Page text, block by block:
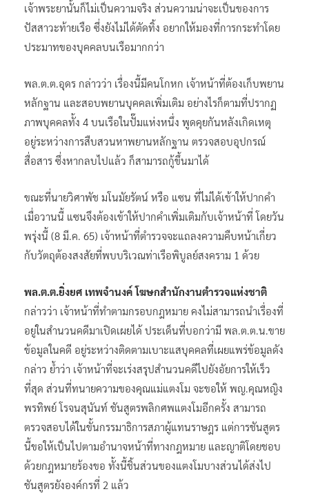
เจ้าพระยานั้นก็ไม่เป็นความจริง ส่วนความน่าจะเป็นของการ
ปัสสาวะท้ายเรือ ซึ่งยังไม่ได้ตัดทิ้ง อยากให้มองที่การกระทำโดย
ประมาทของบุคคลบนเรือมากกว่า
พล.ต.ต.อุดร กล่าวว่า เรื่องนี้มีคนโกหก เจ้าหน้าที่ต้องเก็บพยาน
หลักฐาน และสอบพยานบุคคลเพิ่มเติม อย่างไรก็ตามที่ปรากฏ
ภาพบุคคลทั้ง 4 บนเรือในปั๊มแห่งหนึ่ง พูดคุยกันหลังเกิดเหตุ
อยู่ระหว่างการสืบสวนหาพยานหลักฐาน ตรวจสอบอุปกรณ์
สื่อสาร ซึ่งหากลบไปแล้ว ก็สามารถกู้ขึ้นมาได้
ขณะที่นายวิศาพัช มโนมัยรัตน์ หรือ แซน ที่ไม่ได้เข้าให้ปากคำ
เมื่อวานนี้ แซนจึงต้องเข้าให้ปากคำเพิ่มเติมกับเจ้าหน้าที่ โดยวัน
พรุ่งนี้ (8 มี.ค. 65) เจ้าหน้าที่ตำรวจจะแถลงความคืบหน้าเกี่ยว
กับวัตถุต้องสงสัยที่พบบริเวณท่าเรือพิบูลย์สงคราม 1 ด้วย
พล.ต.ต.ยิ่งยศ เทพจํานงค์ โฆษกสำนักงานตำรวจแห่งชาติ
กล่าวว่า เจ้าหน้าที่ทำตามกรอบกฎหมาย คงไม่สามารถนำเรื่องที่
อยู่ในสำนวนคดีมาเปิดเผยได้ ประเด็นที่บอกว่ามี พล.ต.ต.น.ขาย
ข้อมูลในคดี อยู่ระหว่างติดตามเบาะแสบุคคลที่เผยแพร่ข้อมูลดัง
กล่าว ย้ำว่า เจ้าหน้าที่จะเร่งสรุปสำนวนคดีไปยังอัยการให้เร็ว
ที่สุด ส่วนที่ทนายความของคุณแม่แตงโม จะขอให้ พญ.คุณหญิง
พรทิพย์ โรจนสุนันท์ ชันสูตรพลิกศพแตงโมอีกครั้ง สามารถ
ตรวจสอบได้ในขั้นกรรมาธิการสภาผู้แทนราษฎร แต่การชันสูตร
นี้ขอให้เป็นไปตามอำนาจหน้าที่ทางกฎหมาย และญาติโดยชอบ
ด้วยกฎหมายร้องขอ ทั้งนี้ชิ้นส่วนของแตงโมบางส่วนได้ส่งไป
ชันสูตรยังองค์กรที่ 2 แล้ว